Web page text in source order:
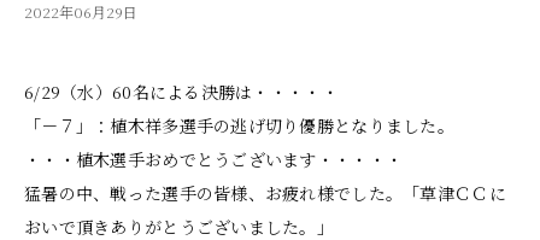
2022年06月29日
6/29（水）60名による決勝は・・・・・
「－７」：植木祥多選手の逃げ切り優勝となりました。
・・・植木選手おめでとうございます・・・・・
猛暑の中、戦った選手の皆様、お疲れ様でした。「草津ＣＣに
おいで頂きありがとうございました。」